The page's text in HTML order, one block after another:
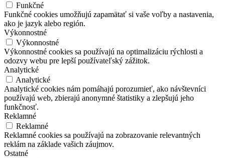
Funkčné
Funkčné cookies umožňujú zapamätať si vaše voľby a nastavenia,
ako je jazyk alebo región.
Výkonnostné
Výkonnostné
Výkonnostné cookies sa používajú na optimalizáciu rýchlosti a
odozvy webu pre lepší používateľský zážitok.
Analytické
Analytické
Analytické cookies nám pomáhajú porozumieť, ako návštevníci
používajú web, zbierajú anonymné štatistiky a zlepšujú jeho
funkčnosť.
Reklamné
Reklamné
Reklamné cookies sa používajú na zobrazovanie relevantných
reklám na základe vašich záujmov.
Ostatné